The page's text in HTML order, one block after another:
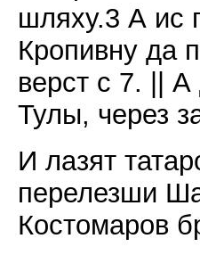
шляху.3 А ис
Кропивну да
верст с 7. ||
Тулы, через
И лазят
перелезши
Костомаров